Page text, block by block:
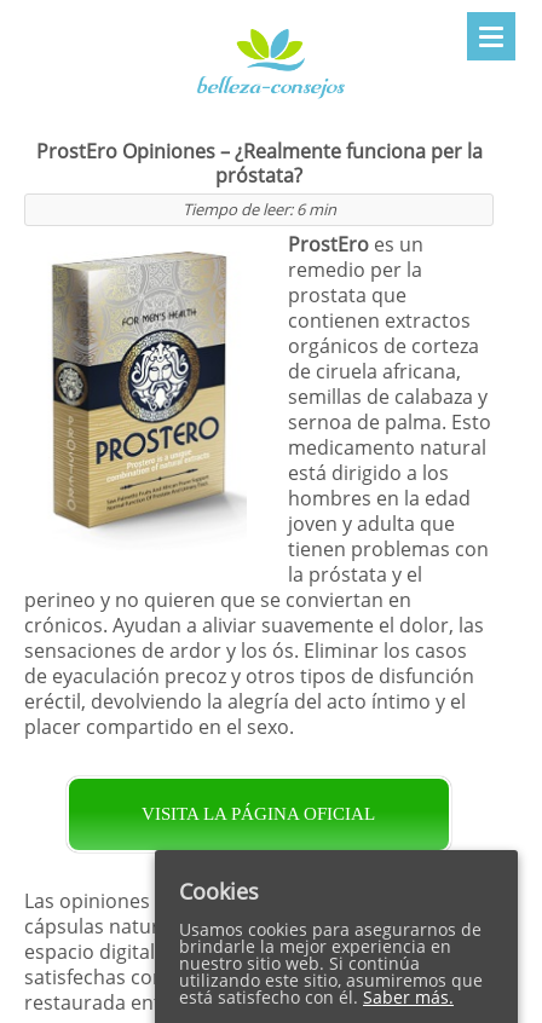
ProstEro Opiniones – ¿Realmente funciona per la
próstata?
Tiempo de leer:6 min
ProstEro es un
remedio per la
prostata que
contienen extractos
orgánicos de corteza
de ciruela africana,
semillas de calabaza y
sernoa de palma. Esto
medicamento natural
está dirigido a los
hombres en la edad
joven y adulta que
tienen problemas con
la próstata y el
perineo y no quieren que se conviertan en
crónicos. Ayudan a aliviar suavemente el dolor, las
sensaciones de ardor y los ós. Eliminar los casos
de eyaculación precoz y otros tipos de disfunción
eréctil, devolviendo la alegría del acto íntimo y el
placer compartido en el sexo.
VISITA LA PÁGINA OFICIAL
Las opiniones y comentarios de los clientes sobre
cápsulas naturales Prostero en los foros en el
espacio digital son positivas. Miles de parejas
satisfechas comparten sobre la armonía
restaurada entre ellas.
Cookies
Usamos cookies para asegurarnos de
brindarle la mejor experiencia en
nuestro sitio web. Si continúa
utilizando este sitio, asumiremos que
está satisfecho con él. Saber más.